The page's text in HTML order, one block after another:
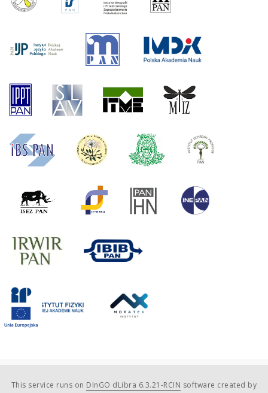
This service runs on DInGO dLibra 6.3.21-RCIN software created by